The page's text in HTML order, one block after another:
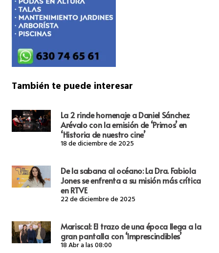
También te puede interesar
La 2 rinde homenaje a Daniel Sánchez
Arévalo con la emisión de ‘Primos’ en
‘Historia de nuestro cine’
18 de diciembre de 2025
De la sabana al océano: La Dra. Fabiola
Jones se enfrenta a su misión más crítica
en RTVE
22 de diciembre de 2025
Mariscal: El trazo de una época llega a la
gran pantalla con ‘Imprescindibles’
18 Abr a las 08:00